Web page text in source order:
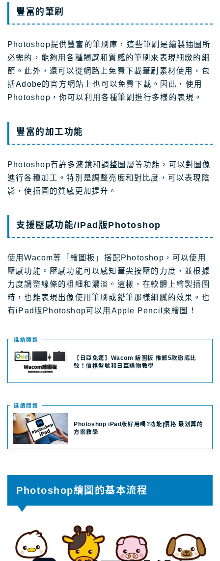
豐富的筆刷
Photoshop提供豐富的筆刷庫，這些筆刷是繪製插圖所
必需的，能夠用各種觸感和質感的筆刷來表現細緻的細
節。此外，還可以從網路上免費下載筆刷素材使用，包
括Adobe的官方網站上也可以免費下載。因此，使用
Photoshop，你可以利用各種筆刷進行多樣的表現。
豐富的加工功能
Photoshop有許多濾鏡和調整圖層等功能，可以對圖像
進行各種加工。特別是調整亮度和對比度，可以表現陰
影，使插圖的質感更加提升。
支援壓感功能/iPad版Photoshop
使用Wacom等「繪圖板」搭配Photoshop，可以使用
壓感功能。壓感功能可以感知筆尖按壓的力度，並根據
力度調整線條的粗細和濃淡。這樣，在軟體上繪製插圖
時，也能表現出像使用筆刷或鉛筆那樣細膩的效果。也
有iPad版Photoshop可以用Apple Pencil來繪圖！
延續閲讀
【日亞免運】Wacom 繪圖板 推薦5款徹底比
較！價格型號和日亞購物教學
延續閲讀
Photoshop iPad版好用嗎?功能|價格 最划算的
方案教學
Photoshop繪圖的基本流程